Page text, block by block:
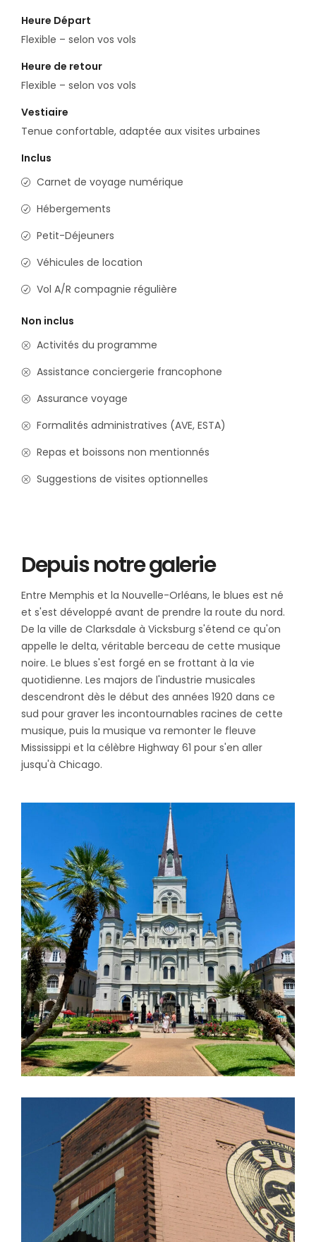
Heure Départ
Flexible – selon vos vols
Heure de retour
Flexible – selon vos vols
Vestiaire
Tenue confortable, adaptée aux visites urbaines
Inclus
Carnet de voyage numérique
Hébergements
Petit-Déjeuners
Véhicules de location
Vol A/R compagnie régulière
Non inclus
Activités du programme
Assistance conciergerie francophone
Assurance voyage
Formalités administratives (AVE, ESTA)
Repas et boissons non mentionnés
Suggestions de visites optionnelles
Depuis notre galerie
Entre Memphis et la Nouvelle-Orléans, le blues est né
et s'est développé avant de prendre la route du nord.
De la ville de Clarksdale à Vicksburg s'étend ce qu'on
appelle le delta, véritable berceau de cette musique
noire. Le blues s'est forgé en se frottant à la vie
quotidienne. Les majors de l'industrie musicales
descendront dès le début des années 1920 dans ce
sud pour graver les incontournables racines de cette
musique, puis la musique va remonter le fleuve
Mississippi et la célèbre Highway 61 pour s'en aller
jusqu'à Chicago.